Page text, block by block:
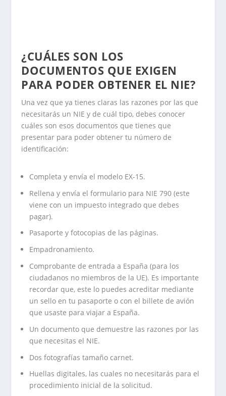
¿CUÁLES SON LOS
DOCUMENTOS QUE EXIGEN
PARA PODER OBTENER EL NIE?
Una vez que ya tienes claras las razones por las que
necesitarás un NIE y de cuál tipo, debes conocer
cuáles son esos documentos que tienes que
presentar para poder obtener tu número de
identificación:
Completa y envía el modelo EX-15.
Rellena y envía el formulario para NIE 790 (este
viene con un impuesto integrado que debes
pagar).
Pasaporte y fotocopias de las páginas.
Empadronamiento.
Comprobante de entrada a España (para los
ciudadanos no miembros de la UE). Es importante
recordar que, este lo puedes acreditar mediante
un sello en tu pasaporte o con el billete de avión
que usaste para viajar a España.
Un documento que demuestre las razones por las
que necesitas el NIE.
Dos fotografías tamaño carnet.
Huellas digitales, las cuales no necesitarás para el
procedimiento inicial de la solicitud.